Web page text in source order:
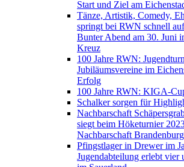
Start und Ziel am
Tänze, Artistik, Comedy,
springt bei RWN schnell
Bunter Abend am 30. Juni
Kreuz
100 Jahre RWN:
Jubiläumsvereine im
Erfolg
100 Jahre RWN: KIGA-
Schalker sorgen für
Nachbarschaft
siegt beim Höketurnier
Nachbarschaft
Pfingstlager in Drewer im
Jugendabteilung erlebt vier